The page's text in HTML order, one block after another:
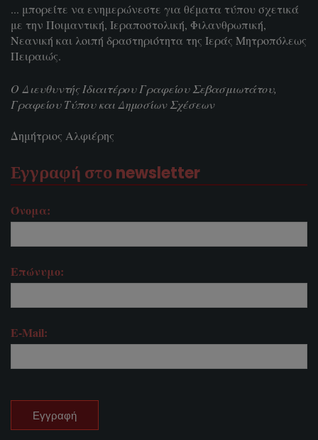
... μπορείτε να ενημερώνεστε για θέματα τύπου σχετικά
με την Ποιμαντική, Ιεραποστολική, Φιλανθρωπική,
Νεανική και λοιπή δραστηριότητα της Ιεράς Μητροπόλεως
Πειραιώς.
Ο Διευθυντής Ιδιαιτέρου Γραφείου Σεβασμιωτάτου,
Γραφείου Τύπου και Δημοσίων Σχέσεων
Δημήτριος Αλφιέρης
Εγγραφή στο newsletter
Όνομα:
Επώνυμο:
E-Mail: